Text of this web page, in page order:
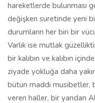
hareketlerde bulunması
değişken suretinde yeni
durumların her biri bir
Varlık ise mutlak
bir kalıbın ve kalıbın
ziyade yokluğa daha
bütün maddi musibetler,
veren haller, bir yandan